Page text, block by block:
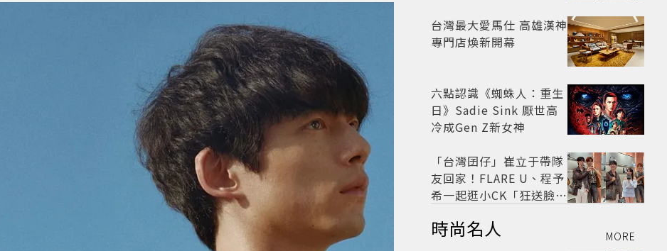
台灣最大愛馬仕 高雄漢神
專門店煥新開幕
六點認識《蜘蛛人：重生
日》Sadie Sink 厭世高
冷成Gen Z新女神
「台灣囝仔」崔立于帶隊
友回家！FLARE U、程予
希一起逛小CK「狂送臉頰
站私藏必逛名單
時尚名人 MORE